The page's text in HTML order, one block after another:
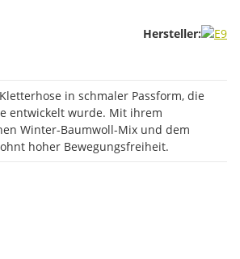
Hersteller:
in schmaler Passform, die
entwickelt wurde. Mit ihrem
Winter-Baumwoll-Mix und dem
hoher Bewegungsfreiheit.